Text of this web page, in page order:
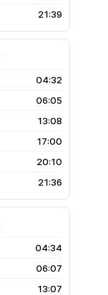
21:39
04:32
06:05
13:08
17:00
20:10
21:36
04:34
06:07
13:07